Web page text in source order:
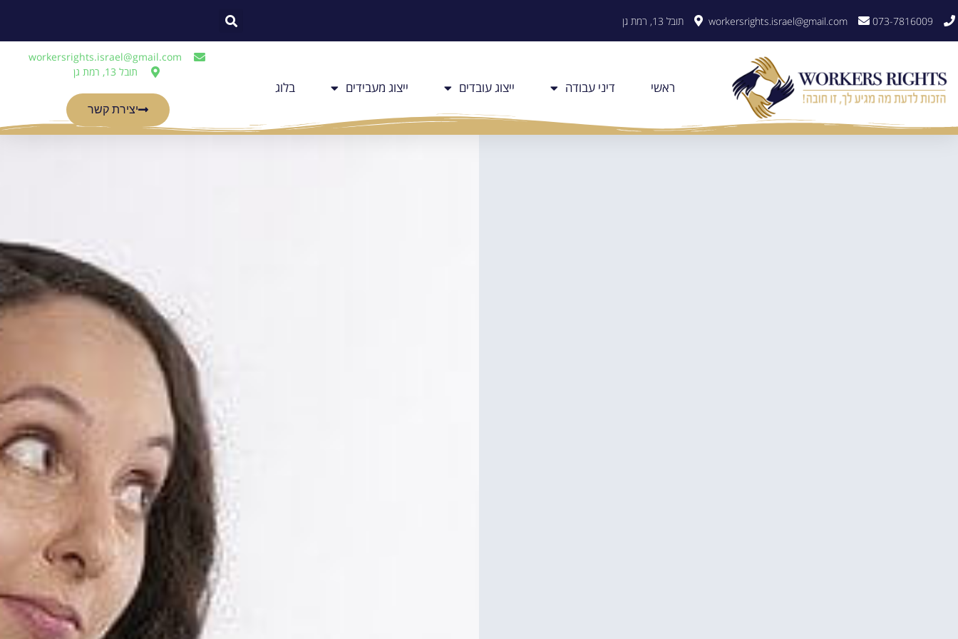
073-7816009
workersrights.israel@gmail.com תובל 13, רמת גן
ראשי דיני עבודה ייצוג עובדים ייצוג מעבידים בלוג
workersrights.israel@gmail.com
תובל 13, רמת גן
יצירת קשר